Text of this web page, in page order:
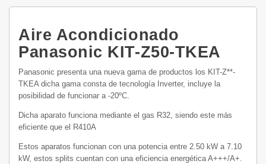
Aire Acondicionado
Panasonic KIT-Z50-TKEA
Panasonic presenta una nueva gama de productos los KIT-Z**-
TKEA dicha gama consta de tecnología Inverter, incluye la
posibilidad de funcionar a -20ºC.
Dicha aparato funciona mediante el gas R32, siendo este más
eficiente que el R410A
Estos aparatos funcionan con una potencia entre 2.50 kW a 7.10
kW, estos splits cuentan con una eficiencia energética A+++/A+.